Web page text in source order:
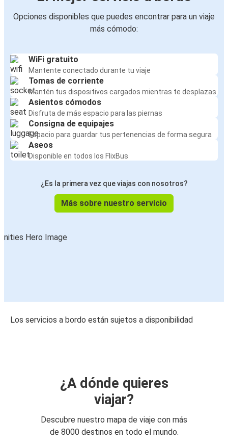
Opciones disponibles que puedes encontrar para un viaje
más cómodo:
WiFi gratuito
Mantente conectado durante tu viaje
Tomas de corriente
Mantén tus dispositivos cargados mientras te desplazas
Asientos cómodos
Disfruta de más espacio para las piernas
Consigna de equipajes
Espacio para guardar tus pertenencias de forma segura
Aseos
Disponible en todos los FlixBus
¿Es la primera vez que viajas con nosotros?
Más sobre nuestro servicio
Los servicios a bordo están sujetos a disponibilidad
¿A dónde quieres
viajar?
Descubre nuestro mapa de viaje con más
de 8000 destinos en todo el mundo.